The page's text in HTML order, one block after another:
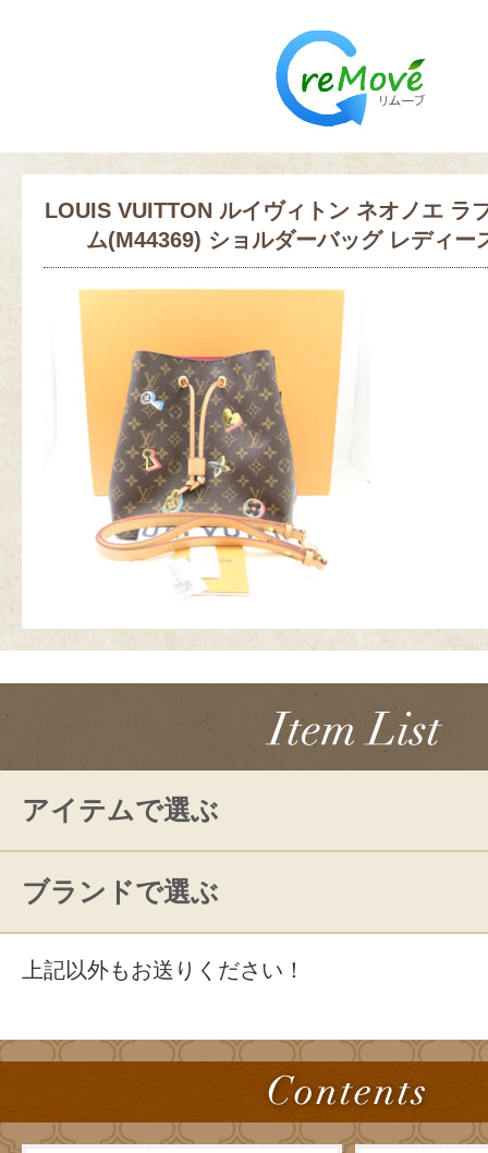
LOUIS VUITTON ルイヴィトン ネオノエ ラ
ム(M44369) ショルダーバッグ レディー
アイテムで選ぶ
ブランドで選ぶ
上記以外もお送りください！